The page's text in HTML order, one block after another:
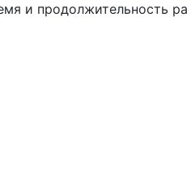
и продолжительность